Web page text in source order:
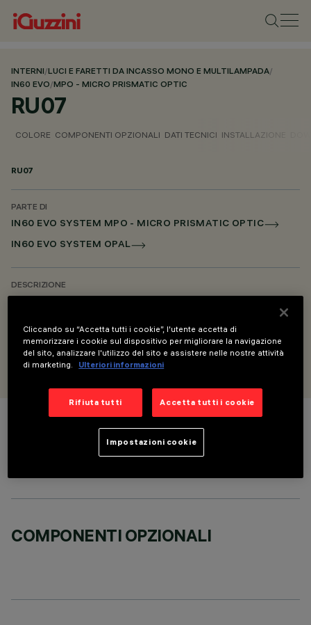
INTERNI/LUCI E FARETTI DA INCASSO MONO E MULTILAMPADA/
IN60 EVO/MPO - MICRO PRISMATIC OPTIC
RU07
COLORE COMPONENTI OPZIONALI DATI TECNICI INSTALLAZIONE
RU07
PARTE DI
IN60 EVO SYSTEM MPO - MICRO PRISMATIC OPTIC
IN60 EVO SYSTEM OPAL
DESCRIZIONE
Modulo lineare - incasso Minimal Down - per schermo Opale
PROGETTATO DA
iGuzzini
COMPONENTI OPZIONALI
Cliccando su “Accetta tutti i cookie”, l'utente accetta di
memorizzare i cookie sul dispositivo per migliorare la navigazione
del sito, analizzare l'utilizzo del sito e assistere nelle nostre attività
di marketing.
Ulteriori informazioni
Rifiuta tutti Accetta tutti i cookie
Impostazioni cookie